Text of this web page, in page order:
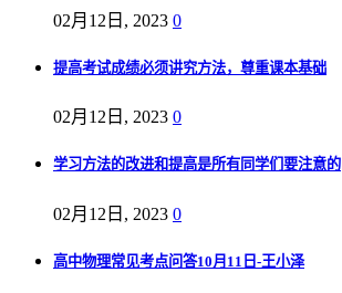
02月12日, 2023 0
提高考试成绩必须讲究方法，尊重课本基础
02月12日, 2023 0
学习方法的改进和提高是所有同学们要注意的
02月12日, 2023 0
高中物理常见考点问答10月11日-王小泽